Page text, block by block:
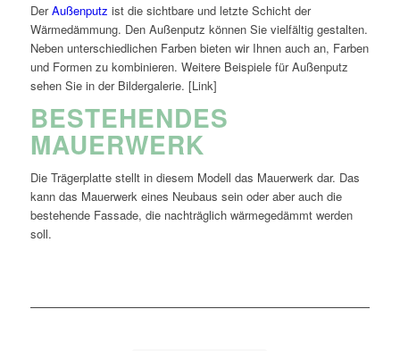
DerAußenputz ist die sichtbare und letzte Schicht der
Wärmedämmung. Den Außenputz können Sie vielfältig gestalten.
Neben unterschiedlichen Farben bieten wir Ihnen auch an, Farben
und Formen zu kombinieren. Weitere Beispiele für Außenputz
sehen Sie in der Bildergalerie. [Link]
BESTEHENDES
MAUERWERK
Die Trägerplatte stellt in diesem Modell das Mauerwerk dar. Das
kann das Mauerwerk eines Neubaus sein oder aber auch die
bestehende Fassade, die nachträglich wärmegedämmt werden
soll.